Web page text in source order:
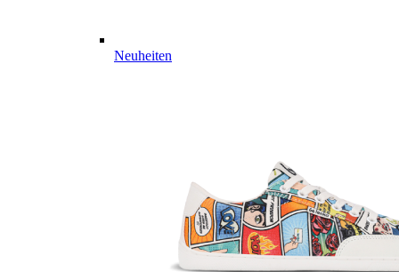
Neuheiten